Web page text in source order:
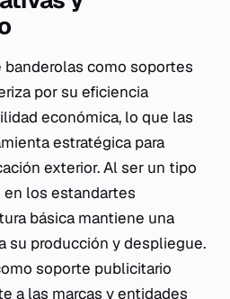
como soportes
por su eficiencia
económica, lo que las
estratégica para
exterior. Al ser un tipo
en los estandartes
básica mantiene una
su producción y despliegue.
soporte publicitario
a las marcas y entidades